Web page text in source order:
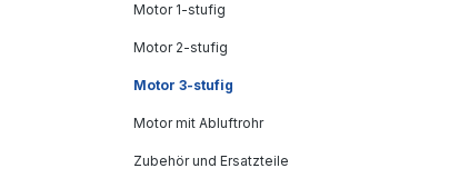
Motor 1-stufig
Motor 2-stufig
Motor 3-stufig
Motor mit Abluftrohr
Zubehör und Ersatzteile